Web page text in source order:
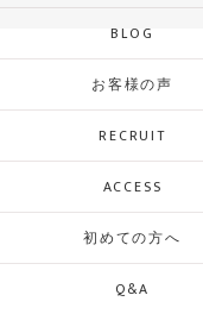
BLOG
お客様の声
RECRUIT
ACCESS
初めての方へ
Q&A